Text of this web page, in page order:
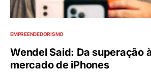
EMPREENDEDORISMO
Wendel Said: Da superação
mercado de iPhones